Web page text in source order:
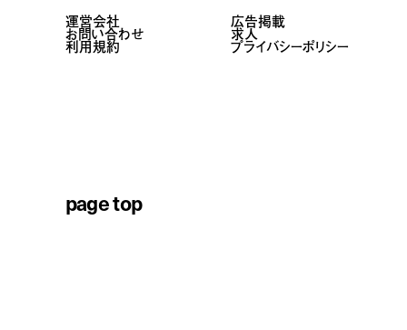
運営会社 広告掲載
お問い合わせ 求人
利用規約 プライバシーポリシー
page top